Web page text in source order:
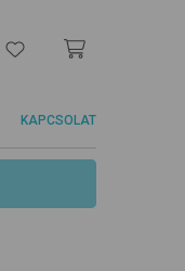
KAPCSOLAT